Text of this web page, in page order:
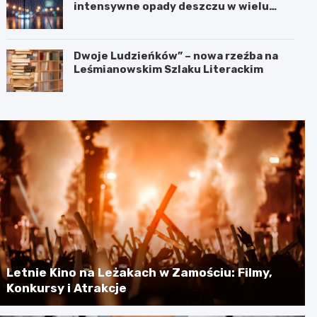
intensywne opady deszczu w wielu
Dwoje Ludzieńków” – nowa rzeźba na
Leśmianowskim Szlaku Literackim
Letnie Kino na Leżakach w Zamościu: Filmy,
Konkursy i Atrakcje